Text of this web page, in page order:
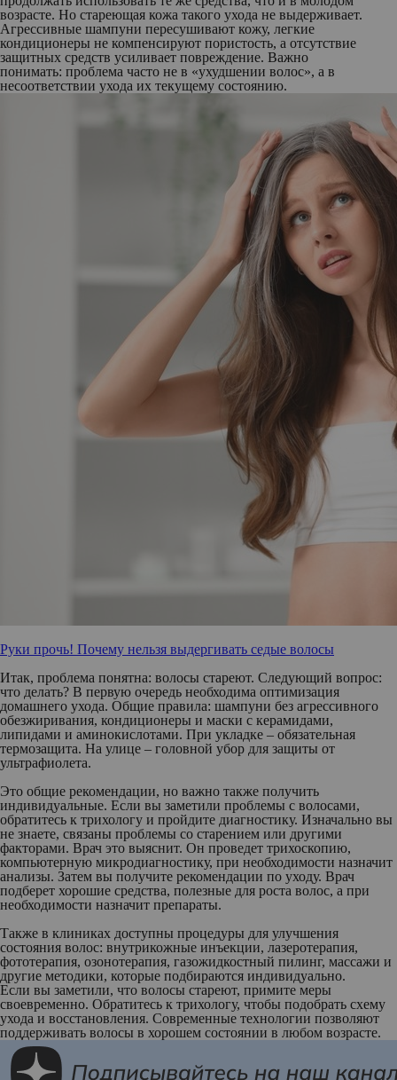
возрасте. Но стареющая кожа такого ухода не выдерживает.
Агрессивные шампуни пересушивают кожу, легкие
кондиционеры не компенсируют пористость, а отсутствие
защитных средств усиливает повреждение. Важно
понимать: проблема часто не в «ухудшении волос», а в
несоответствии ухода их текущему состоянию.
Руки прочь! Почему нельзя выдергивать седые волосы
Итак, проблема понятна: волосы стареют. Следующий вопрос:
что делать? В первую очередь необходима оптимизация
домашнего ухода. Общие правила: шампуни без агрессивного
обезжиривания, кондиционеры и маски с керамидами,
липидами и аминокислотами. При укладке – обязательная
термозащита. На улице – головной убор для защиты от
ультрафиолета.
Это общие рекомендации, но важно также получить
индивидуальные. Если вы заметили проблемы с волосами,
обратитесь к трихологу и пройдите диагностику. Изначально вы
не знаете, связаны проблемы со старением или другими
факторами. Врач это выяснит. Он проведет трихоскопию,
компьютерную микродиагностику, при необходимости назначит
анализы. Затем вы получите рекомендации по уходу. Врач
подберет хорошие средства, полезные для роста волос, а при
необходимости назначит препараты.
Также в клиниках доступны процедуры для улучшения
состояния волос: внутрикожные инъекции, лазеротерапия,
фототерапия, озонотерапия, газожидкостный пилинг, массажи и
другие методики, которые подбираются индивидуально.
Если вы заметили, что волосы стареют, примите меры
своевременно. Обратитесь к трихологу, чтобы подобрать схему
ухода и восстановления. Современные технологии позволяют
поддерживать волосы в хорошем состоянии в любом возрасте.